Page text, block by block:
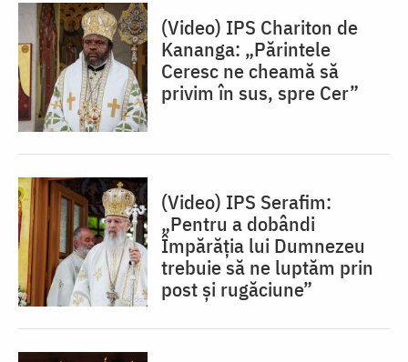
(Video) IPS Chariton de
Kananga: „Părintele
Ceresc ne cheamă să
privim în sus, spre Cer”
(Video) IPS Serafim:
„Pentru a dobândi
Împărăția lui Dumnezeu
trebuie să ne luptăm prin
post și rugăciune”